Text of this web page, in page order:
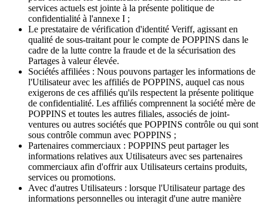
services actuels est jointe à la présente politique de
confidentialité à l'annexe I ;
Le prestataire de vérification d'identité Veriff, agissant en
qualité de sous-traitant pour le compte de POPPINS dans le
cadre de la lutte contre la fraude et de la sécurisation des
Partages à valeur élevée.
Sociétés affiliées : Nous pouvons partager les informations de
l'Utilisateur avec les affiliés de POPPINS, auquel cas nous
exigerons de ces affiliés qu'ils respectent la présente politique
de confidentialité. Les affiliés comprennent la société mère de
POPPINS et toutes les autres filiales, associés de joint-
ventures ou autres sociétés que POPPINS contrôle ou qui sont
sous contrôle commun avec POPPINS ;
Partenaires commerciaux : POPPINS peut partager les
informations relatives aux Utilisateurs avec ses partenaires
commerciaux afin d'offrir aux Utilisateurs certains produits,
services ou promotions.
Avec d'autres Utilisateurs : lorsque l'Utilisateur partage des
informations personnelles ou interagit d'une autre manière